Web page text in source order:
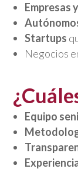
Empresas
Startups
Negocios
Equipo